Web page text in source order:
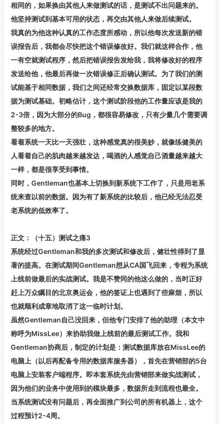
相同的，如果换由其他人来做测试的话，是测试不出问题来的。
他坚持测试到基本可用的状态，再交由其他人来做后续测试。
我真的为他这种认真的工作态度所感动，所以他每次发送新的错
误报告后，我都会尽快把这个错误修改好。我们就这样合作，他
一有空就测试程序，然后把错误报告发给我，我将修改好的程序
发送给他，他最后再做一次错误修正后确认测试。为了我们的测
试能基于相同数据，我们之间还经常交换数据库，固定以某段数
据为测试基础。初略估计，这个测试阶段他的工作量应该是我的
2-3倍，因为大部分的Bug，都很容易修改，只有少量几个需要调
整较多的地方。
看着系统一天比一天强壮，这种感觉真的很美妙，就像练健美的
人看着自己的肌肉越来越发达，喝酒的人感觉自己酒量越来越大
一样，都是很享受到事情。
同时，Gentleman也基本上切换到新系统下工作了，只是用老系
统来查以前的数据。因为有了新系统的比较后，他已经无法忍受
老系统的低效率了。
正文：（十五）测试之痛3
系统经过Gentleman和我的多次测试和修改后，健壮性得到了显
著的提高。在测试期间Gentleman想从CA国飞回来，专程为系统
上线前做最后的实战测试。我是不赞同的他这么做的，当时正好
赶上万众瞩目的北京奥运会，他的签证上也遇到了些麻烦，所以
也就顺利成章地取消了这一临时计划。
虽然Gentleman自己没回来，但他专门安排了他的助理（本文中
称呼为MissLee）来协助我做上线前的最后测试工作。我和
Gentleman协商后，制定的计划是：测试数据库放在MissLee的
电脑上（以后再配备专用的数据库服务器），首先在营销部的5台
电脑上安装客户端程序。即本套系统先由营销部来做实战测试，
因为他们的业务中使用到的模块最多，数据所走到流程也最全。
当系统测试没有问题后，再全面推广到公司的所有机器上，这个
过程预计2-4周。